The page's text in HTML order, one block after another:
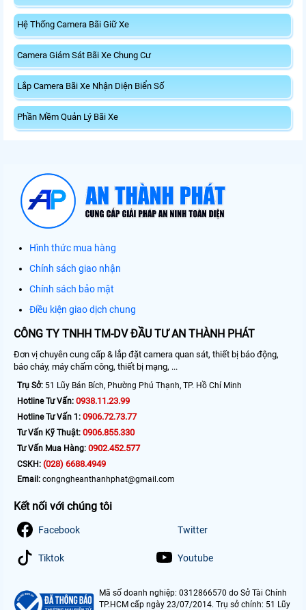
Hệ Thống Camera Bãi Giữ Xe
Camera Giám Sát Bãi Xe Chung Cư
Lắp Camera Bãi Xe Nhận Diện Biển Số
Phần Mềm Quản Lý Bãi Xe
Hình thức mua hàng
Chính sách giao nhận
Chính sách bảo mật
Điều kiện giao dịch chung
CÔNG TY TNHH TM-DV ĐẦU TƯ AN THÀNH PHÁT
Đơn vị chuyên cung cấp & lắp đặt camera quan sát, thiết bị báo động,
báo cháy, máy chấm công, thiết bị mạng, ...
Trụ Sở: 51 Lũy Bán Bích, Phường Phú Thạnh, TP. Hồ Chí Minh
Hotline Tư Vấn: 0938.11.23.99
Hotline Tư Vấn 1: 0906.72.73.77
Tư Vấn Kỹ Thuật: 0906.855.330
Tư Vấn Mua Hàng: 0902.452.577
CSKH: (028) 6688.4949
Email: congngheanthanhphat@gmail.com
Kết nối với chúng tôi
Facebook Twitter
Tiktok Youtube
Mã số doanh nghiệp: 0312866570 do Sở Tài Chính
TP.HCM cấp ngày 23/07/2014. Trụ sở chính: 51 Lũy